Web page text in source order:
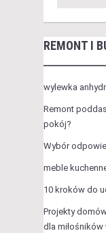
REMONT I
wylewka
Remont
pokój?
Wybór
meble
10 kroków do
Projekty
dla miłośników